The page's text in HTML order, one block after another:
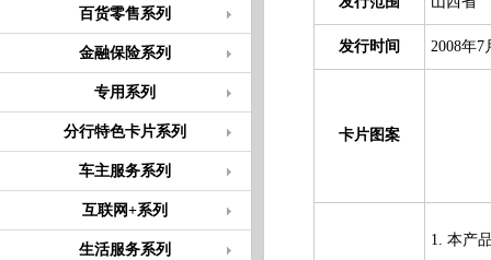
百货零售系列
金融保险系列
专用系列
分行特色卡片系列
车主服务系列
互联网+系列
生活服务系列
发行时间 2008年7
卡片图案
1. 本产